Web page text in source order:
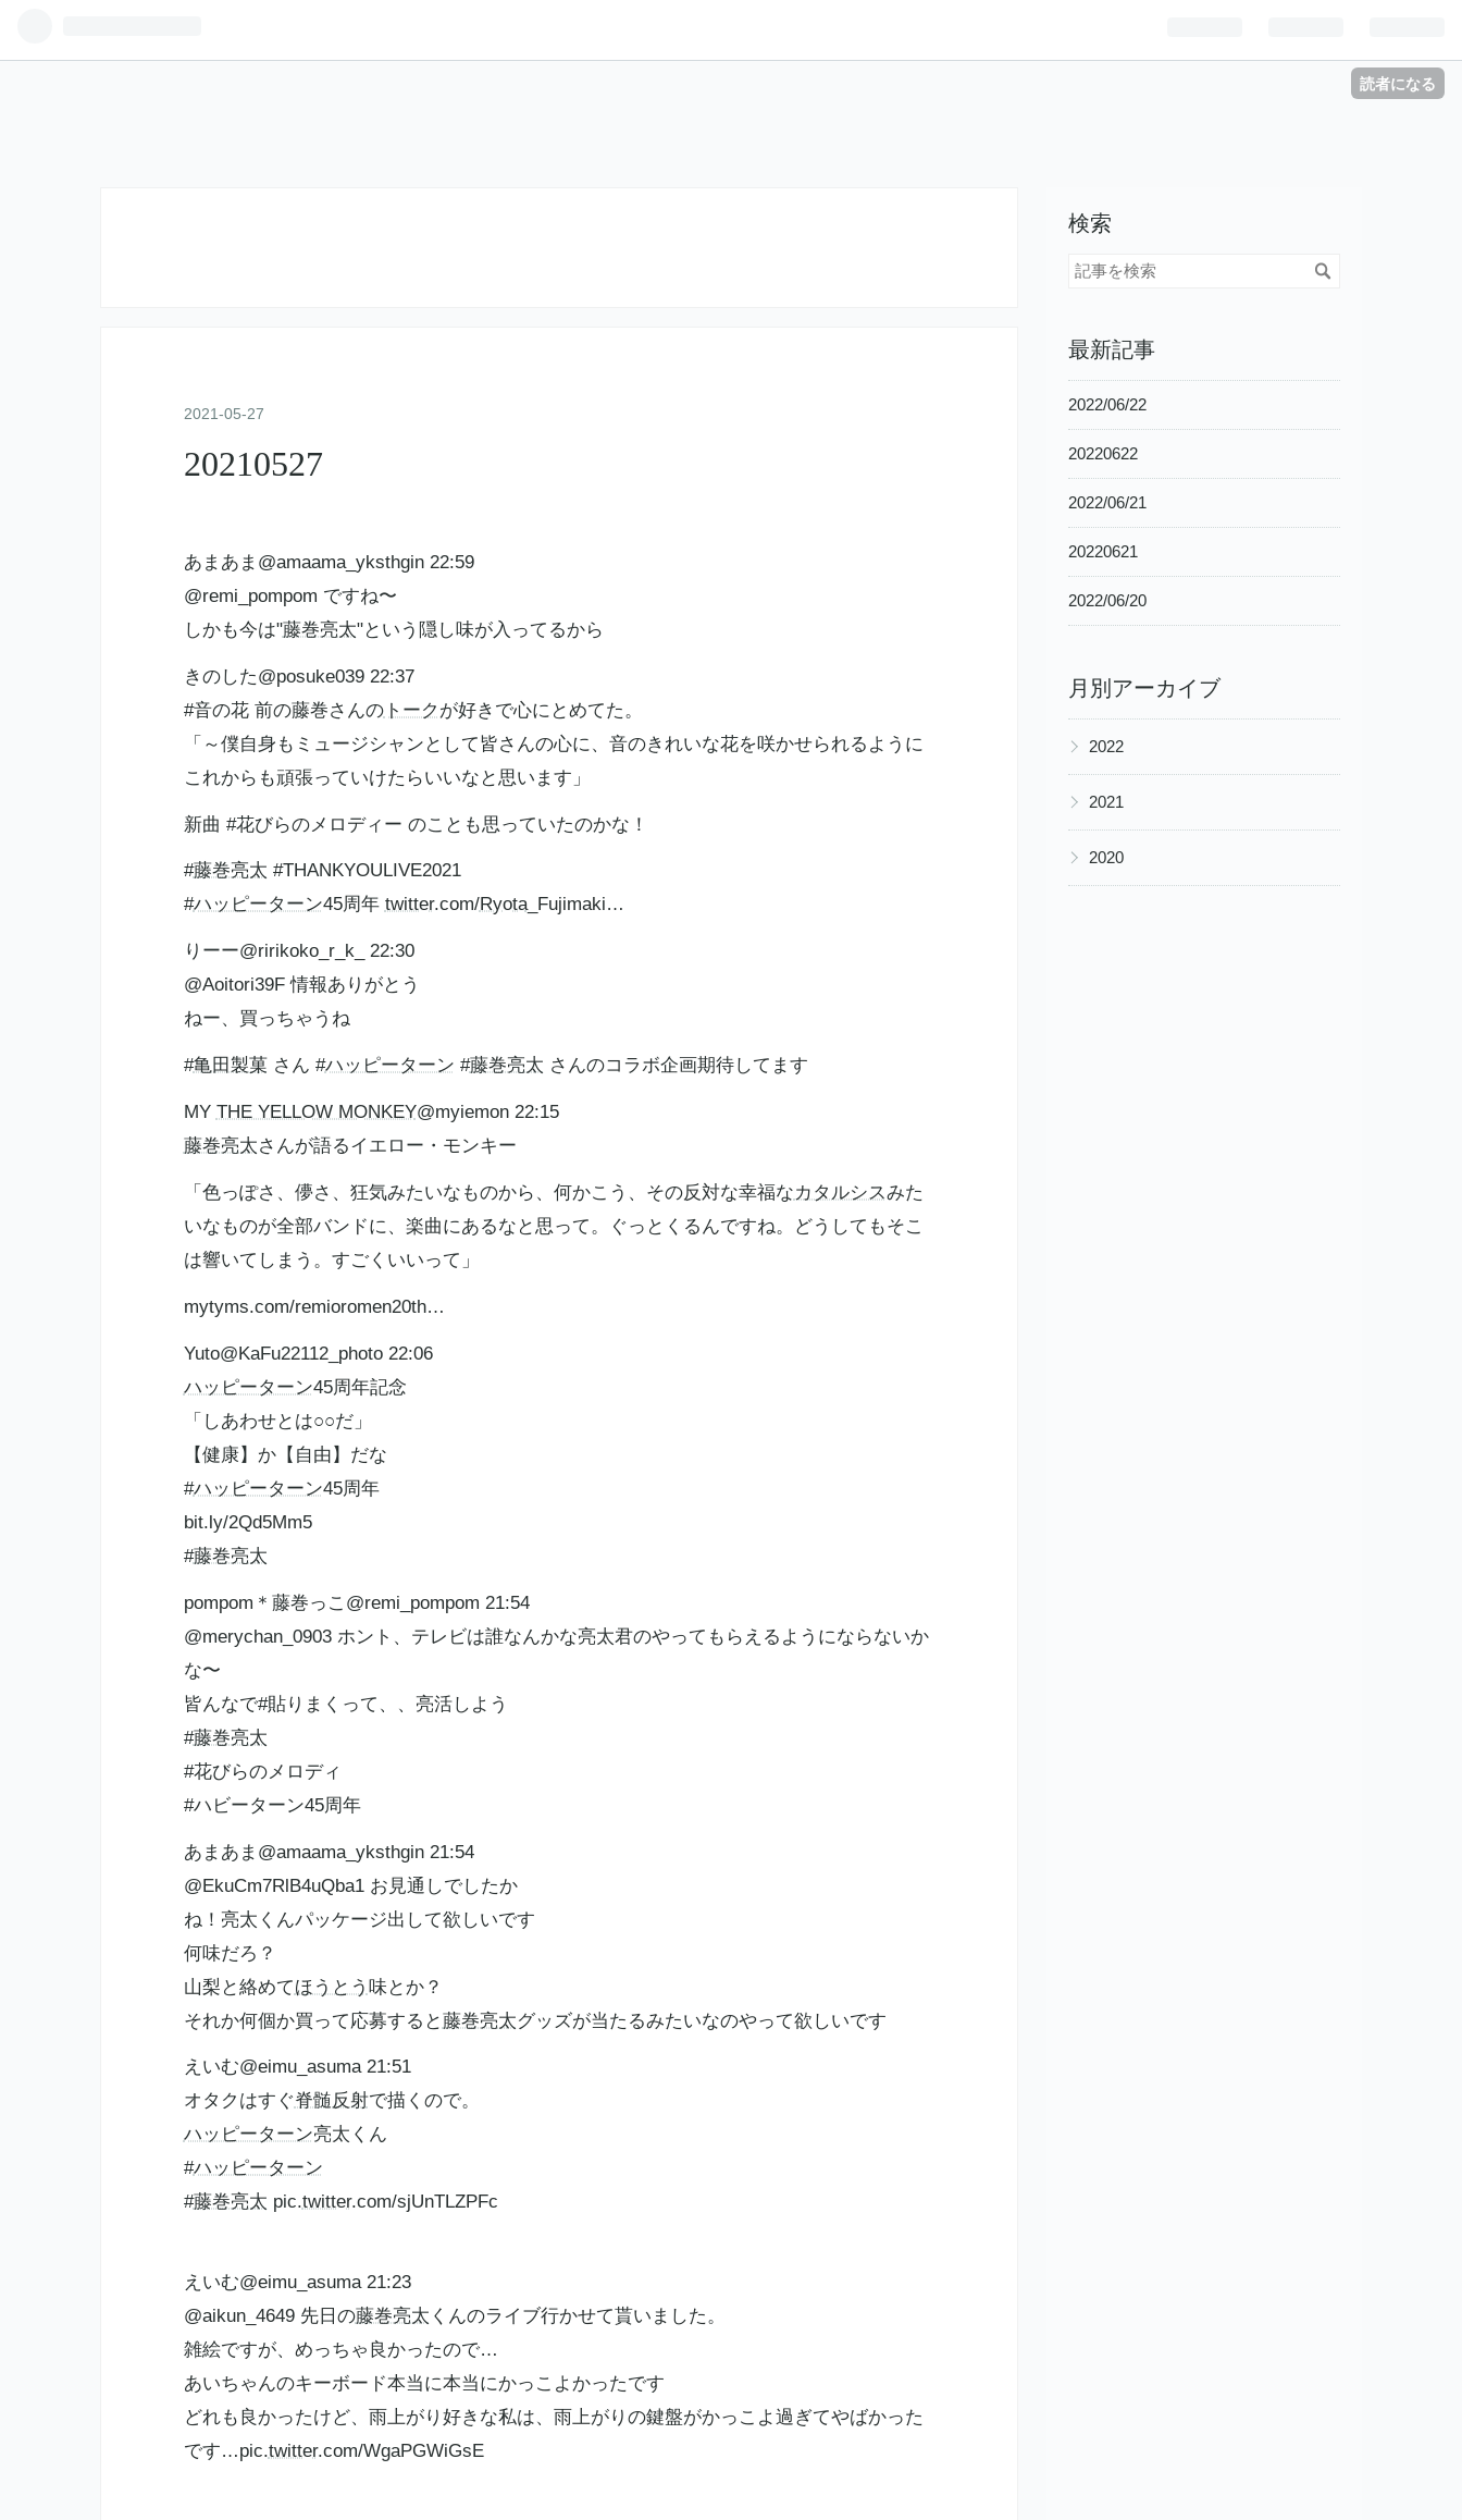
読者になる
2021-05-27
20210527
あまあま@amaama_yksthgin 22:59
@remi_pompom ですね〜
しかも今は"藤巻亮太"という隠し味が入ってるから
きのした@posuke039 22:37
#音の花 前の藤巻さんのトーク が好きで心にとめてた。
「～僕自身もミュージシャンとして皆さんの心に、音のきれいな花を咲かせられるように
これからも頑張っていけたらいいなと思います」
新曲 #花びらのメロディー のことも思っていたのかな！
#藤巻亮太 #THANKYOULIVE2021
#ハッピーターン45周年 twitter.com/Ryota_Fujimaki…
りーー@ririkoko_r_k_ 22:30
@Aoitori39F 情報ありがとう
ねー、買っちゃうね
#亀田製菓さん #ハッピーターン #藤巻亮太 さんのコラボ企画期待してます
MY THE YELLOW MONKEY@myiemon 22:15
藤巻亮太さんが語るイエロー・モンキー
「色っぽさ、儚さ、狂気みたいなものから、何かこう、その反対な幸福なカタルシスみた
いなものが全部バンドに、楽曲にあるなと思って。ぐっとくるんですね。どうしてもそこ
は響いてしまう。すごくいいって」
mytyms.com/remioromen20th…
Yuto@KaFu22112_photo 22:06
ハッピーターン45周年記念
「しあわせとは○○だ」
【健康】か【自由】だな
#ハッピーターン45周年
​bit.ly/2Qd5Mm5
#藤巻亮太
pompom＊藤巻っこ@remi_pompom 21:54
@merychan_0903 ホント、テレビは誰なんかな亮太君のやってもらえるようにならないか
な〜
皆んなで#貼りまくって、、亮活しよう
#藤巻亮太
#花びらのメロディ
#ハビーターン45周年
あまあま@amaama_yksthgin 21:54
@EkuCm7RlB4uQba1 お見通しでしたか
ね！亮太くんパッケージ出して欲しいです
何味だろ？
山梨と絡めてほうとう 味とか？
それか何個か買って応募すると藤巻亮太グッズが当たるみたいなのやって欲しいです
えいむ@eimu_asuma 21:51
オタクはすぐ脊髄反射で描くので。
ハッピーターン亮太くん
#ハッピーターン
#藤巻亮太 pic.twitter.com/sjUnTLZPFc
えいむ@eimu_asuma 21:23
@aikun_4649 先日の藤巻亮太 くんのライブ行かせて貰いました。
雑絵ですが、めっちゃ良かったので…
あいちゃんのキーボード本当に本当にかっこよかったです
どれも良かったけど、雨上がり好きな私は、雨上がりの鍵盤がかっこよ過ぎてやばかった
です…pic.twitter.com/WgaPGWiGsE
検索
最新記事
2022/06/22
20220622
2022/06/21
20220621
2022/06/20
月別アーカイブ
▶ 2022
▶ 2021
▶ 2020